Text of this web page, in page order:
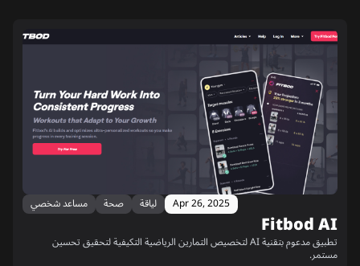
Apr 26, 2025 لياقة صحة مساعد شخصي
Fitbod AI
تطبيق مدعوم بتقنية AI لتخصيص التمارين الرياضية التكيفية لتحقيق تحسين
مستمر.